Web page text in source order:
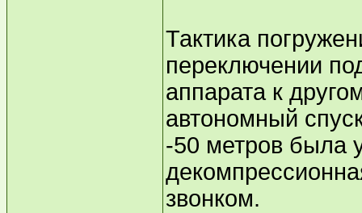
Тактика
переключении
аппарата к
автономный
-50 метров была
звонком.